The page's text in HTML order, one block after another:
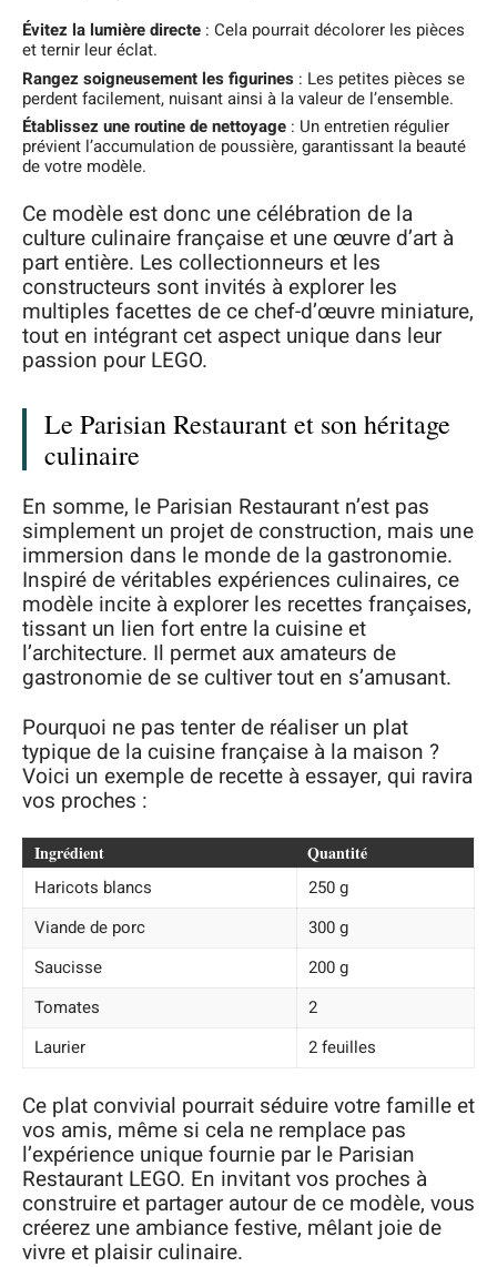
Évitez la lumière directe : Cela pourrait décolorer les pièces
et ternir leur éclat.
Rangez soigneusement les figurines : Les petites pièces se
perdent facilement, nuisant ainsi à la valeur de l’ensemble.
Établissez une routine de nettoyage : Un entretien régulier
prévient l’accumulation de poussière, garantissant la beauté
de votre modèle.
Ce modèle est donc une célébration de la
culture culinaire française et une œuvre d’art à
part entière. Les collectionneurs et les
constructeurs sont invités à explorer les
multiples facettes de ce chef-d’œuvre miniature,
tout en intégrant cet aspect unique dans leur
passion pour LEGO.
Le Parisian Restaurant et son héritage
culinaire
En somme, le Parisian Restaurant n’est pas
simplement un projet de construction, mais une
immersion dans le monde de la gastronomie.
Inspiré de véritables expériences culinaires, ce
modèle incite à explorer les recettes françaises,
tissant un lien fort entre la cuisine et
l’architecture. Il permet aux amateurs de
gastronomie de se cultiver tout en s’amusant.
Pourquoi ne pas tenter de réaliser un plat
typique de la cuisine française à la maison ?
Voici un exemple de recette à essayer, qui ravira
vos proches :
Ingrédient Quantité
Haricots blancs
250 g
Viande de porc
300 g
Saucisse
200 g
Tomates
2
Laurier
2 feuilles
Ce plat convivial pourrait séduire votre famille et
vos amis, même si cela ne remplace pas
l’expérience unique fournie par le Parisian
Restaurant LEGO. En invitant vos proches à
construire et partager autour de ce modèle, vous
créerez une ambiance festive, mêlant joie de
vivre et plaisir culinaire.